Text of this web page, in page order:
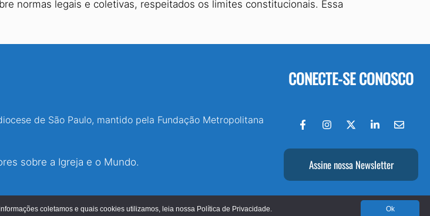
normas legais e coletivas, respeitados os limites constitucionais. Essa
de São Paulo, mantido pela Fundação Metropolitana
sobre a Igreja e o Mundo.
CONECTE-SE CONOSCO
Assine nossa Newsletter
- Jornal O São Paulo
Metropolitana Paulista
Ok
coletamos e quais cookies utilizamos, leia nossa Política de Privacidade.